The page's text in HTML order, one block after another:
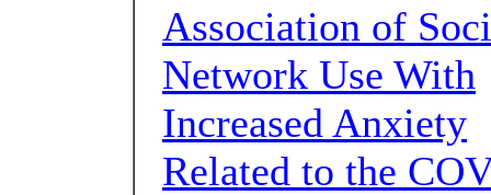
Association of
Network Use With
Increased Anxiety
Related to the